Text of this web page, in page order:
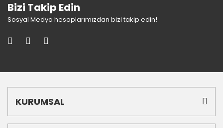
Bizi Takip Edin
Sosyal Medya hesaplarımızdan bizi takip edin!
KURUMSAL